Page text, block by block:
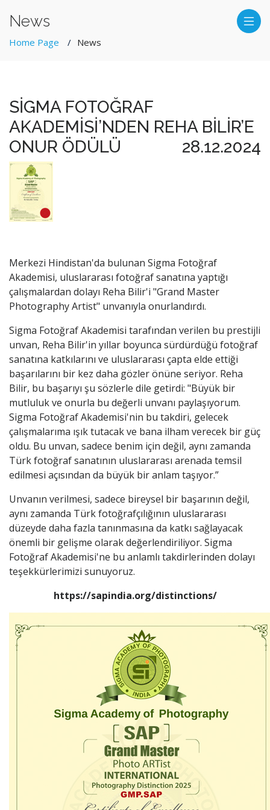
News
Home Page News
SİGMA FOTOĞRAF
AKADEMİSİ’NDEN REHA BİLİR’E
ONUR ÖDÜLÜ
28.12.2024
Merkezi Hindistan'da bulunan Sigma Fotoğraf
Akademisi, uluslararası fotoğraf sanatına yaptığı
çalışmalardan dolayı Reha Bilir'i "Grand Master
Photography Artist" unvanıyla onurlandırdı.
Sigma Fotoğraf Akademisi tarafından verilen bu prestijli
unvan, Reha Bilir'in yıllar boyunca sürdürdüğü fotoğraf
sanatına katkılarını ve uluslararası çapta elde ettiği
başarılarını bir kez daha gözler önüne seriyor. Reha
Bilir, bu başarıyı şu sözlerle dile getirdi: "Büyük bir
mutluluk ve onurla bu değerli unvanı paylaşıyorum.
Sigma Fotoğraf Akademisi'nin bu takdiri, gelecek
çalışmalarıma ışık tutacak ve bana ilham verecek bir güç
oldu. Bu unvan, sadece benim için değil, aynı zamanda
Türk fotoğraf sanatının uluslararası arenada temsil
edilmesi açısından da büyük bir anlam taşıyor.”
Unvanın verilmesi, sadece bireysel bir başarının değil,
aynı zamanda Türk fotoğrafçılığının uluslararası
düzeyde daha fazla tanınmasına da katkı sağlayacak
önemli bir gelişme olarak değerlendiriliyor. Sigma
Fotoğraf Akademisi'ne bu anlamlı takdirlerinden dolayı
teşekkürlerimizi sunuyoruz.
https://sapindia.org/distinctions/